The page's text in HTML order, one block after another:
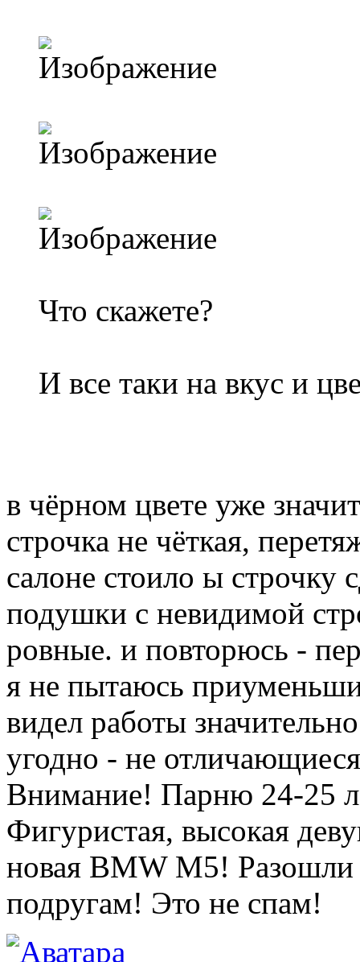
Что скажете?
И все таки на вкус и
в чёрном цвете уже
строчка не чёткая,
салоне стоило ы строчку
подушки с невидимой
ровные. и повторюсь -
я не пытаюсь
видел работы
угодно - не
Внимание! Парню 24-25
Фигуристая, высокая
новая BMW M5! Разошли
подругам! Это не спам!